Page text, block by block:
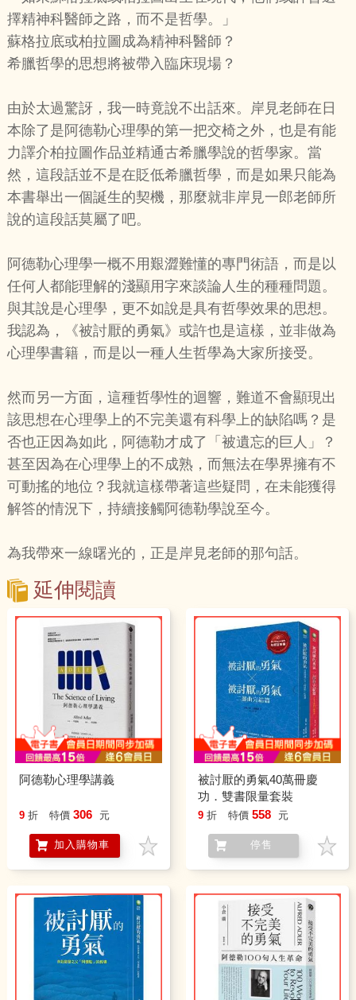
擇精神科醫師之路，而不是哲學。」
蘇格拉底或柏拉圖成為精神科醫師？
希臘哲學的思想將被帶入臨床現場？
由於太過驚訝，我一時竟說不出話來。岸見老師在日
本除了是阿德勒心理學的第一把交椅之外，也是有能
力譯介柏拉圖作品並精通古希臘學說的哲學家。當
然，這段話並不是在貶低希臘哲學，而是如果只能為
本書舉出一個誕生的契機，那麼就非岸見一郎老師所
說的這段話莫屬了吧。
阿德勒心理學一概不用艱澀難懂的專門術語，而是以
任何人都能理解的淺顯用字來談論人生的種種問題。
與其說是心理學，更不如說是具有哲學效果的思想。
我認為，《被討厭的勇氣》或許也是這樣，並非做為
心理學書籍，而是以一種人生哲學為大家所接受。
然而另一方面，這種哲學性的迴響，難道不會顯現出
該思想在心理學上的不完美還有科學上的缺陷嗎？是
否也正因為如此，阿德勒才成了「被遺忘的巨人」？
甚至因為在心理學上的不成熟，而無法在學界擁有不
可動搖的地位？我就這樣帶著這些疑問，在未能獲得
解答的情況下，持續接觸阿德勒學說至今。
為我帶來一線曙光的，正是岸見老師的那句話。
延伸閱讀
阿德勒心理學講義
9 折 特價 306 元
加入購物車
被討厭的勇氣40萬冊慶
功．雙書限量套裝
9 折 特價 558 元
停售